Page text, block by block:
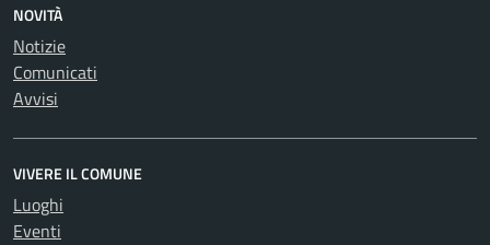
NOVITÀ
Notizie
Comunicati
Avvisi
VIVERE IL COMUNE
Luoghi
Eventi